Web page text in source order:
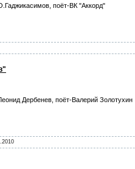
поёт-ВК "Аккорд"
Дербенев, поёт-Валерий Золотухин